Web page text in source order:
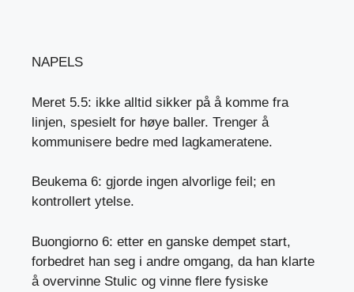
NAPELS
Meret 5.5: ikke alltid sikker på å komme fra
linjen, spesielt for høye baller. Trenger å
kommunisere bedre med lagkameratene.
Beukema 6: gjorde ingen alvorlige feil; en
kontrollert ytelse.
Buongiorno 6: etter en ganske dempet start,
forbedret han seg i andre omgang, da han klarte
å overvinne Stulic og vinne flere fysiske